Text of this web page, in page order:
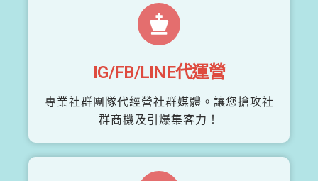
IG/FB/LINE代運營
專業社群團隊代經營社群媒體。讓您搶攻社
群商機及引爆集客力！